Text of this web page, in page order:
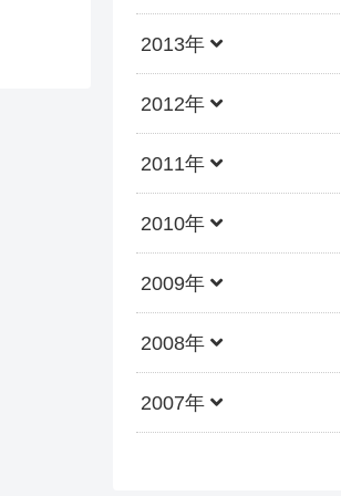
2013年
2012年
2011年
2010年
2009年
2008年
2007年